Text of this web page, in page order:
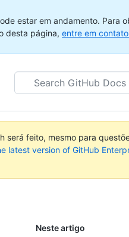
estar em andamento. Para
desta página, entre em
Search
GitHub
será feito, mesmo para
latest version of GitHub
Neste artigo